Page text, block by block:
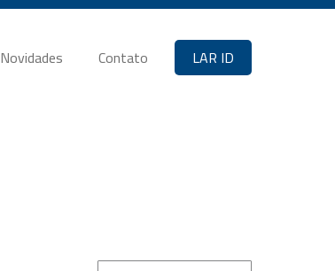
Novidades Contato LAR ID